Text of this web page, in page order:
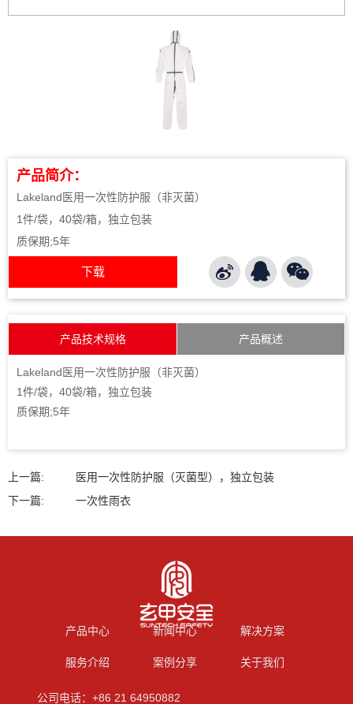
产品简介：
Lakeland医用一次性防护服（非灭菌）
1件/袋，40袋/箱，独立包装
质保期;5年
下载
产品技术规格 产品概述
Lakeland医用一次性防护服（非灭菌）
1件/袋，40袋/箱，独立包装
质保期;5年
上一篇:
医用一次性防护服（灭菌型），独立包装
下一篇:
一次性雨衣
产品中心 新闻中心 解决方案
服务介绍 案例分享 关于我们
公司电话：+86 21 64950882